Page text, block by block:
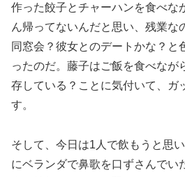
作った餃子とチャーハンを食べな
ん帰ってないんだと思い、残業な
同窓会？彼女とのデートかな？と
ったのだ。藤子はご飯を食べなが
存している？ことに気付いて、ガ
す。
そして、今日は1人で飲もうと思
にベランダで鼻歌を口ずさんでい